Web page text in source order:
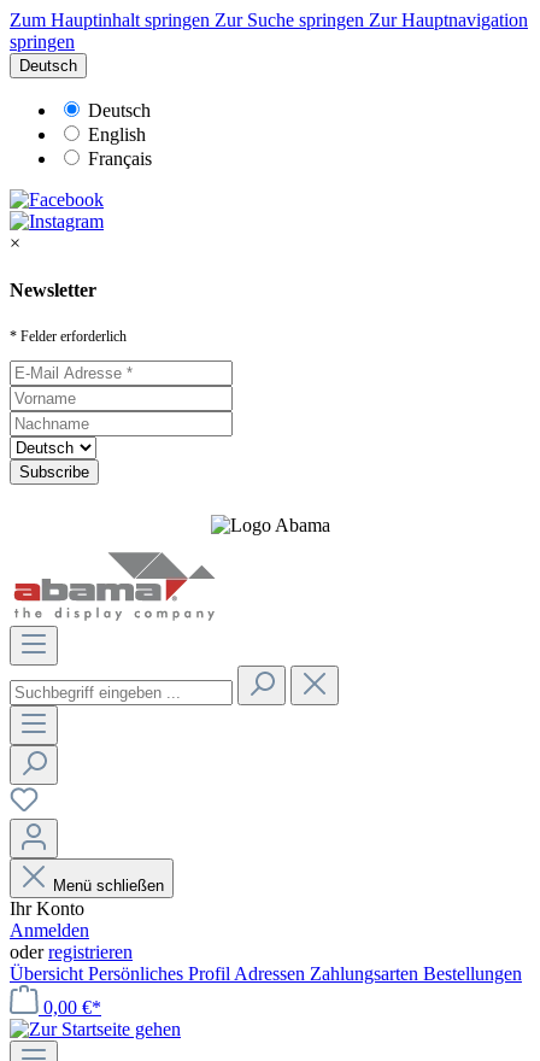
Zum Hauptinhalt springen Zur Suche springen Zur Hauptnavigation
springen
Deutsch
Deutsch
English
Français
×
Newsletter
* Felder erforderlich
Menü schließen
Ihr Konto
Anmelden
oderregistrieren
Übersicht Persönliches Profil Adressen Zahlungsarten Bestellungen
0,00 €*